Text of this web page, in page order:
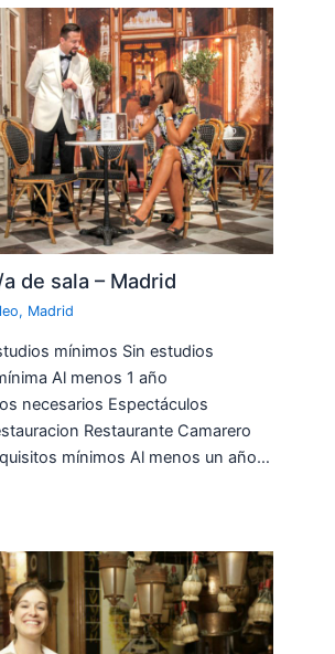
de sala – Madrid
, Madrid
mínimos Sin estudios
Al menos 1 año
necesarios Espectáculos
Restaurante Camarero
mínimos Al menos un año…